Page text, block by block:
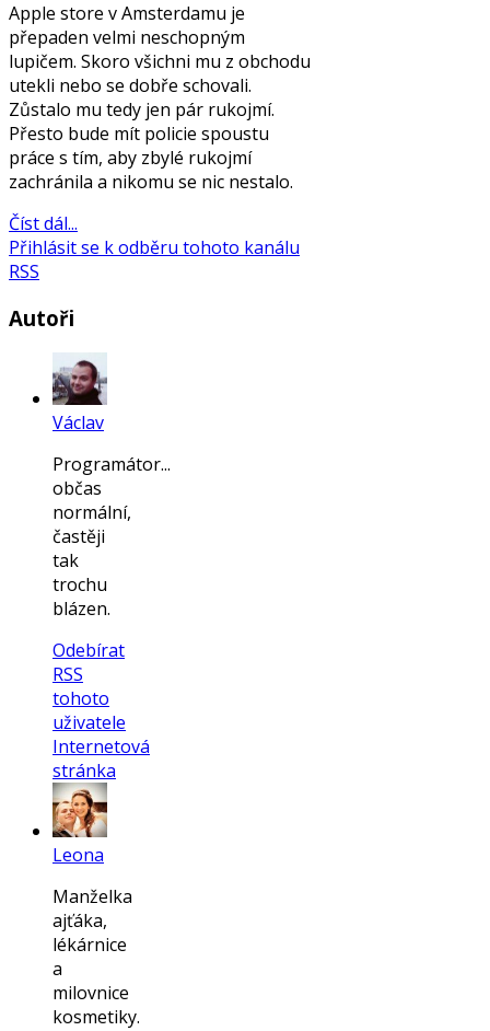
Apple store v Amsterdamu je
přepaden velmi neschopným
lupičem. Skoro všichni mu z obchodu
utekli nebo se dobře schovali.
Zůstalo mu tedy jen pár rukojmí.
Přesto bude mít policie spoustu
práce s tím, aby zbylé rukojmí
zachránila a nikomu se nic nestalo.
Číst dál...
Přihlásit se k odběru tohoto kanálu
RSS
Autoři
Václav
Programátor...
občas
normální,
častěji
tak
trochu
blázen.
Odebírat
RSS
tohoto
uživatele
Internetová
stránka
Leona
Manželka
ajťáka,
lékárnice
a
milovnice
kosmetiky.